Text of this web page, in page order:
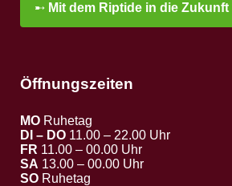
➸ Mit dem Riptide in die Zukunft
Öffnungszeiten
MO Ruhetag
DI – DO 11.00 – 22.00 Uhr
FR 11.00 – 00.00 Uhr
SA 13.00 – 00.00 Uhr
SO Ruhetag